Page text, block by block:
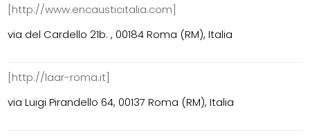
[http://www.encausticitalia.com]
via del Cardello 21b. , 00184 Roma (RM), Italia
[http://laar-roma.it]
via Luigi Pirandello 64, 00137 Roma (RM), Italia